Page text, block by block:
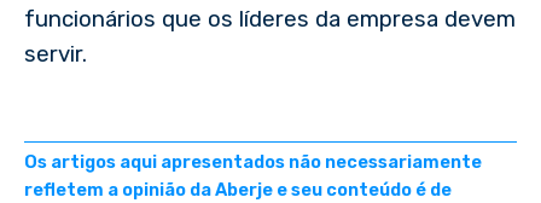
funcionários que os líderes da empresa devem
servir.
Os artigos aqui apresentados não necessariamente
refletem a opinião da Aberje e seu conteúdo é de